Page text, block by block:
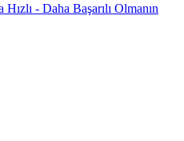
- Daha Başarılı Olmanın